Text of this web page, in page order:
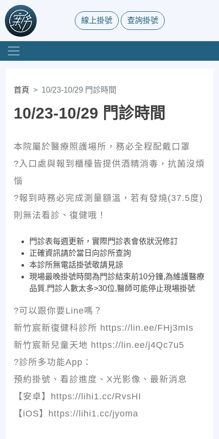
線上掛號 查詢掛號
首頁 10/23-10/29 門診時間
10/23-10/29 門診時間
本院屬於醫療照護場所，務必全程配戴口罩
?入口處與報到櫃檯皆提供酒精消毒，抗菌沒煩
惱
?報到時務必完成測量額溫，若有發燒(37.5度)
則無法看診、復健哦！
門診表每週更新，實際門診表會依狀況修訂
正確資訊請於當日向診所查詢
本診所無電話掛號敬請見諒
現場最晚掛號時間為門診結束前10分鐘,為維護醫療
品質.門診人數太多>30位,醫師可能停止現場掛號
?可以跟你要Line嗎？
新竹宸新復健科診所 https://lin.ee/FHj3mIs
新竹宸新兒童天地 https://lin.ee/j4Qc7u5
?診所多功能App：
預約掛號、看診進度、X光影像、最新消息
【安卓】https://lihi1.cc/RvsHI
【iOS】https://lihi1.cc/jyoma